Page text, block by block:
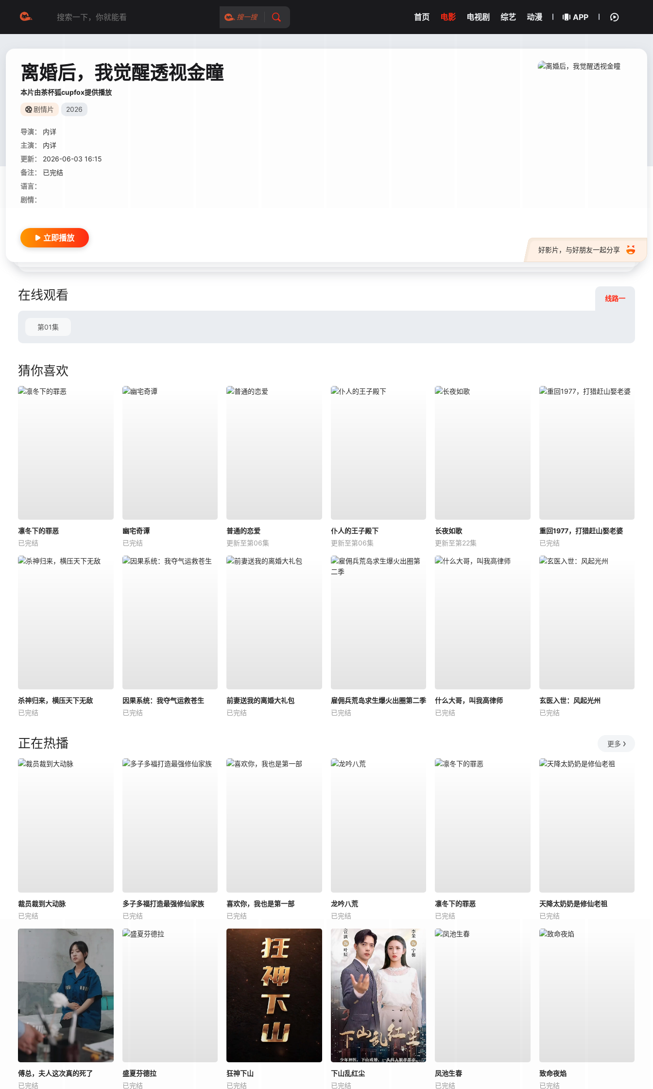
搜一搜 首页 电影 电视剧 综艺 动漫 APP
离婚后，我觉醒透视金瞳
本片由茶杯狐cupfox提供播放
剧情片 2026
导演：
内详
主演：
内详
更新：
2026-06-03 16:15
备注：
已完结
语言：
剧情：
好影片，与好朋友一起分享
立即播放
在线观看 线路一
第01集
猜你喜欢
凛冬下的罪恶
已完结
幽宅奇谭
已完结
普通的恋爱
更新至第06集
仆人的王子殿下
更新至第06集
长夜如歌
更新至第22集
重回1977，打猎赶山娶老婆
已完结
杀神归来，横压天下无敌
已完结
因果系统：我夺气运救苍生
已完结
前妻送我的离婚大礼包
已完结
雇佣兵荒岛求生爆火出圈第二季
已完结
什么大哥，叫我高律师
已完结
玄医入世：风起光州
已完结
正在热播 更多
裁员裁到大动脉
已完结
多子多福打造最强修仙家族
已完结
喜欢你，我也是第一部
已完结
龙吟八荒
已完结
凛冬下的罪恶
已完结
天降太奶奶是修仙老祖
已完结
傅总，夫人这次真的死了
已完结
盛夏芬德拉
已完结
狂神下山
已完结
下山乱红尘
已完结
凤池生春
已完结
致命夜焰
已完结